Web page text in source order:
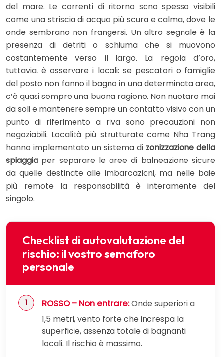
del mare. Le correnti di ritorno sono spesso visibili
come una striscia di acqua più scura e calma, dove le
onde sembrano non frangersi. Un altro segnale è la
presenza di detriti o schiuma che si muovono
costantemente verso il largo. La regola d’oro,
tuttavia, è osservare i locali: se pescatori o famiglie
del posto non fanno il bagno in una determinata area,
c’è quasi sempre una buona ragione. Non nuotare mai
da soli e mantenere sempre un contatto visivo con un
punto di riferimento a riva sono precauzioni non
negoziabili. Località più strutturate come Nha Trang
hanno implementato un sistema di zonizzazione della
spiaggia per separare le aree di balneazione sicure
da quelle destinate alle imbarcazioni, ma nelle baie
più remote la responsabilità è interamente del
singolo.
Checklist di autovalutazione del
rischio: il vostro semaforo
personale
ROSSO – Non entrare:Onde superiori a
1,5 metri, vento forte che increspa la
superficie, assenza totale di bagnanti
locali. Il rischio è massimo.